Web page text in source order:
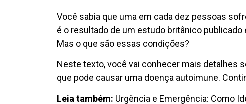
Você sabia que uma em cada dez pessoas
é o resultado de um estudo britânico
Mas o que são essas condições?
Neste texto, você vai conhecer mais detalhes
que pode causar uma doença autoimune.
Leia também: Urgência e Emergência: Como